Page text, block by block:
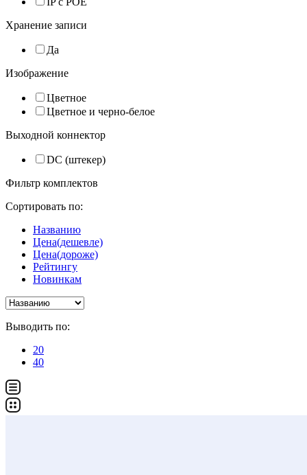
Хранение записи
Да
Изображение
Цветное
Цветное и черно-белое
Выходной коннектор
DC (штекер)
Фильтр комплектов
Сортировать по:
Названию
Цена(дешевле)
Цена(дороже)
Рейтингу
Новинкам
Выводить по:
20
40